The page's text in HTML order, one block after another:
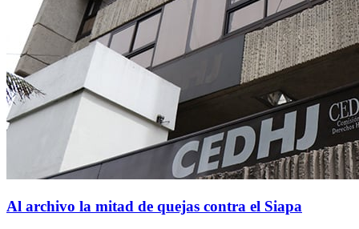
Al archivo la mitad de quejas contra el Siapa